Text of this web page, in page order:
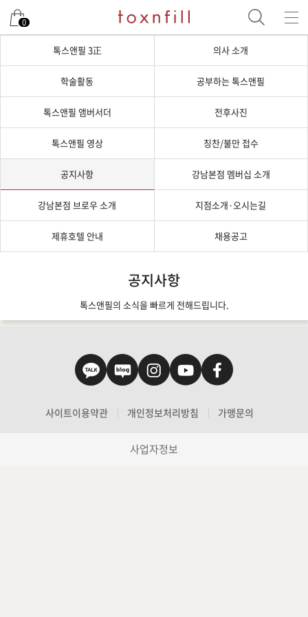
0
톡스앤필 3正 의사 소개
학술활동 공부하는 톡스앤필
톡스앤필 앰버서더 전후사진
톡스앤필 영상 칭찬/불만 접수
공지사항 강남본점 멤버십 소개
강남본점 브로우 소개 지점소개·오시는길
제휴호텔 안내 채용공고
공지사항
톡스앤필의 소식을 빠르게 전해드립니다.
사이트이용약관 개인정보처리방침 가맹문의
사업자정보